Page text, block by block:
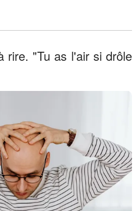
rire. "Tu as l'air si drôle